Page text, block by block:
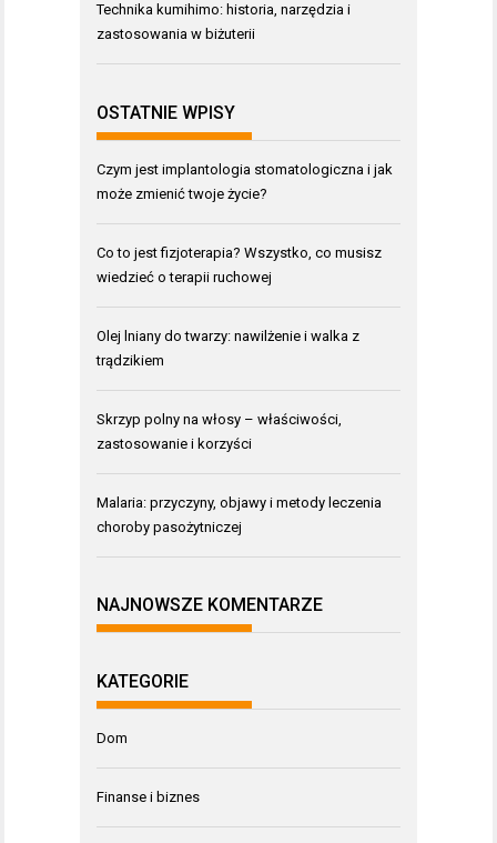
Technika kumihimo: historia, narzędzia i
zastosowania w biżuterii
OSTATNIE WPISY
Czym jest implantologia stomatologiczna i jak
może zmienić twoje życie?
Co to jest fizjoterapia? Wszystko, co musisz
wiedzieć o terapii ruchowej
Olej lniany do twarzy: nawilżenie i walka z
trądzikiem
Skrzyp polny na włosy – właściwości,
zastosowanie i korzyści
Malaria: przyczyny, objawy i metody leczenia
choroby pasożytniczej
NAJNOWSZE KOMENTARZE
KATEGORIE
Dom
Finanse i biznes